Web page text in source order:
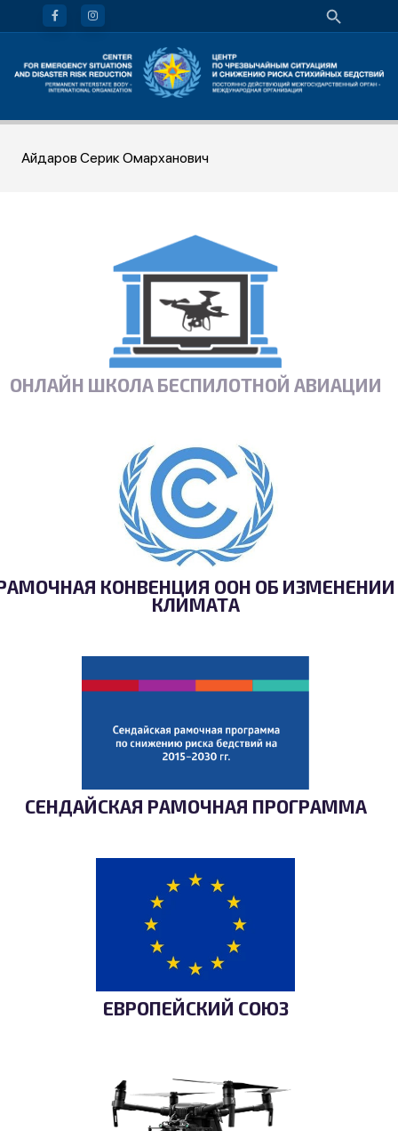
Айдаров Серик Омарханович
ОНЛАЙН ШКОЛА БЕСПИЛОТНОЙ АВИАЦИИ
КОНВЕНЦИЯ ООН ОБ ИЗМЕНЕНИИ
КЛИМАТА
СЕНДАЙСКАЯ РАМОЧНАЯ ПРОГРАММА
ЕВРОПЕЙСКИЙ СОЮЗ